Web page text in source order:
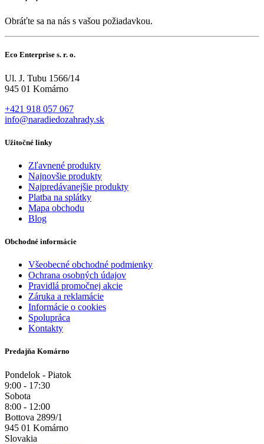
Obráťte sa na nás s vašou požiadavkou.
Eco Enterprise s. r. o.
Ul. J. Tubu 1566/14
945 01 Komárno
+421 918 057 067
info@naradiedozahrady.sk
Užitočné linky
Zľavnené produkty
Najnovšie produkty
Najpredávanejšie produkty
Platba na splátky
Mapa obchodu
Blog
Obchodné informácie
Všeobecné obchodné podmienky
Ochrana osobných údajov
Pravidlá promočnej akcie
Záruka a reklamácie
Informácie o cookies
Spolupráca
Kontakty
Predajňa Komárno
Pondelok - Piatok
9:00 - 17:30
Sobota
8:00 - 12:00
Bottova 2899/1
945 01 Komárno
Slovakia